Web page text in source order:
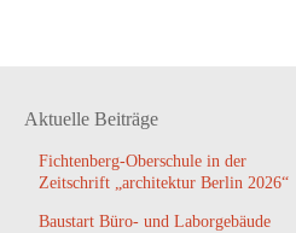
Aktuelle Beiträge
Fichtenberg-Oberschule in der
Zeitschrift „architektur Berlin 2026“
Baustart Büro- und Laborgebäude